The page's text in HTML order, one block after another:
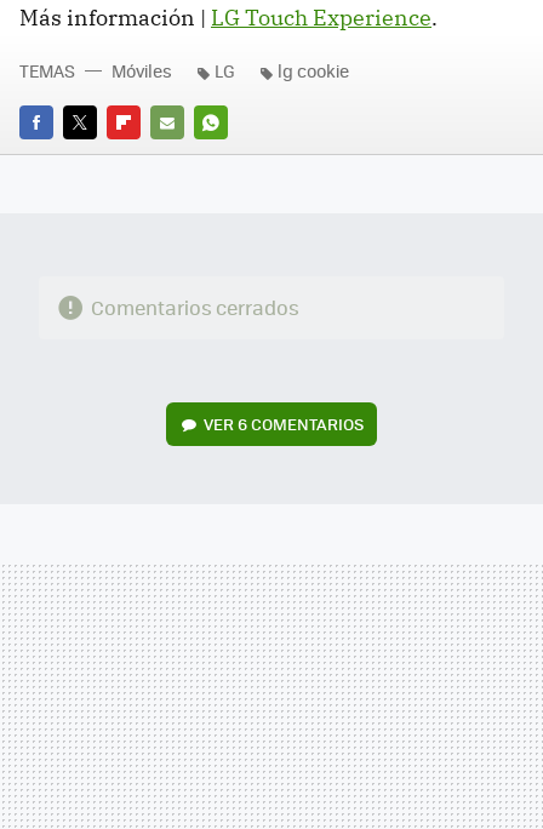
Más información | LG Touch Experience.
FACEBOOK
TWITTERFLIPBOARD
E-
WHATSAPP
TEMAS Móviles LG lg cookie
Comentarios cerrados
VER 6 COMENTARIOS